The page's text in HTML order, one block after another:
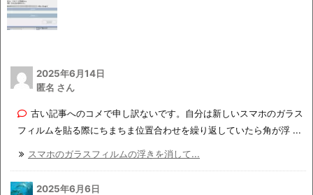
2025年6月14日
匿名 さん
古い記事へのコメで申し訳ないです。自分は新しいスマホのガラス
フィルムを貼る際にちまちま位置合わせを繰り返していたら角が浮 ...
スマホのガラスフィルムの浮きを消して...
2025年6月6日